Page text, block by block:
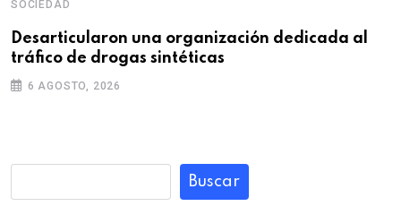
SOCIEDAD
Desarticularon una organización dedicada al
tráfico de drogas sintéticas
6 AGOSTO, 2026
Buscar